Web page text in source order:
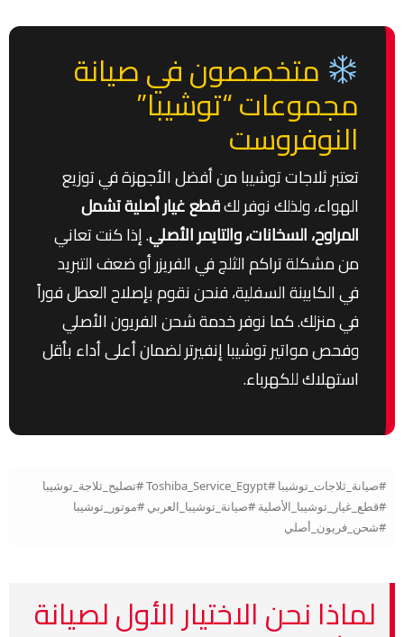
متخصصون في صيانة
مجموعات “توشيبا”
النوفروست
تعتبر ثلاجات توشيبا من أفضل الأجهزة في توزيع
الهواء، ولذلك نوفر لكقطع غيار أصلية تشمل
المراوح، السخانات، والتايمر الأصلي. إذا كنت تعاني
من مشكلة تراكم الثلج في الفريزر أو ضعف التبريد
في الكابينة السفلية، فنحن نقوم بإصلاح العطل فوراً
في منزلك. كما نوفر خدمة شحن الفريون الأصلي
وفحص مواتير توشيبا إنفيرتر لضمان أعلى أداء بأقل
استهلاك للكهرباء.
#صيانة_ثلاجات_توشيبا #Toshiba_Service_Egypt #تصليح_ثلاجة_توشيبا
#قطع_غيار_توشيبا_الأصلية #صيانة_توشيبا_العربي #موتور_توشيبا
#شحن_فريون_أصلي
لماذا نحن الاختيار الأول لصيانة